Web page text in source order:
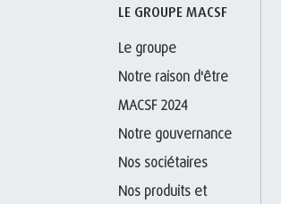
LE GROUPE MACSF
Le groupe
Notre raison d'être
MACSF 2024
Notre gouvernance
Nos sociétaires
Nos produits et